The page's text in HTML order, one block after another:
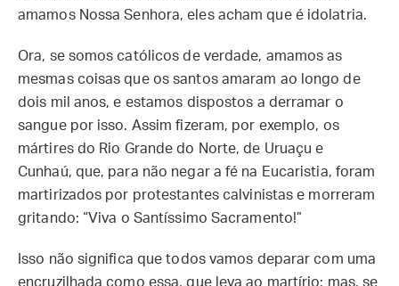
amamos Nossa Senhora, eles acham que é idolatria.
Ora, se somos católicos de verdade, amamos as
mesmas coisas que os santos amaram ao longo de
dois mil anos, e estamos dispostos a derramar o
sangue por isso. Assim fizeram, por exemplo, os
mártires do Rio Grande do Norte, de Uruaçu e
Cunhaú, que, para não negar a fé na Eucaristia, foram
martirizados por protestantes calvinistas e morreram
gritando: “Viva o Santíssimo Sacramento!”
Isso não significa que todos vamos deparar com uma
encruzilhada como essa, que leva ao martírio; mas, se